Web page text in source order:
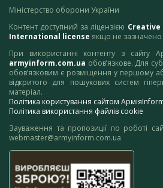
Міністерство оборони України
Контент доступний за ліцензією
International license якщо не зазначено
При використанні контенту з сайту
armyinform.com.ua обов’язкове. Для
обов’язковим є розміщення у першому
відкритого для пошукових систем
матеріал.
Політика користування сайтом
Політика використання файлів cookie
Зауваження та пропозиції по роботі
webmaster@armyinform.com.ua